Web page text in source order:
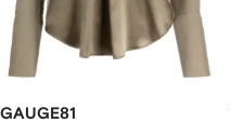
GAUGE81